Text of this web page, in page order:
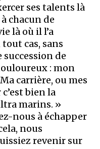
ses talents là
chacun de
là où il l’a
cas, sans
de
: mon
carrière, ou mes
bien la
marins. »
nous à échapper
nous
revenir sur